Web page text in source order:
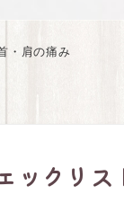
・肩の痛み
ックリス